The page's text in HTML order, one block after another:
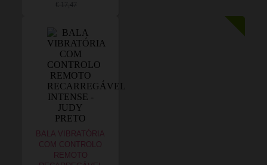
€ 17,47
BALA VIBRATÓRIA
COM CONTROLO
REMOTO